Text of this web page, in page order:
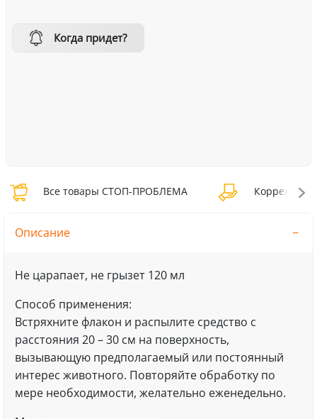
Когда придет?
Все товары СТОП-ПРОБЛЕМА Коррекция
Описание
Не царапает, не грызет 120 мл
Способ применения:
Встряхните флакон и распылите средство с
расстояния 20 – 30 см на поверхность,
вызывающую предполагаемый или постоянный
интерес животного. Повторяйте обработку по
мере необходимости, желательно еженедельно.